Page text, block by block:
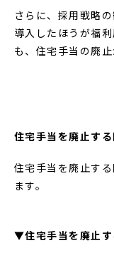
さらに、採用戦略
導入したほうが福
も、住宅手当の廃
住宅手当を廃止す
住宅手当を廃止す
ます。
▼住宅手当を廃止す